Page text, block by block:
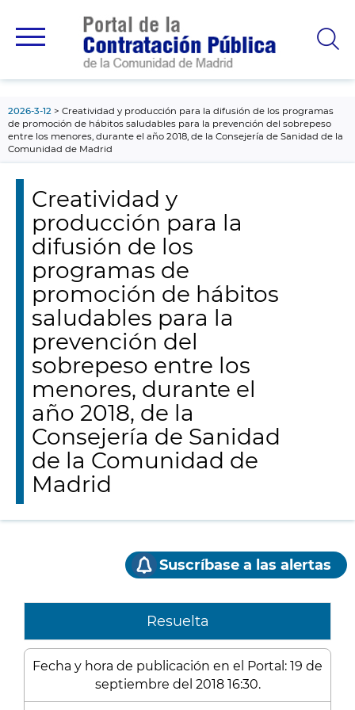
principal
2026-3-12
Creatividad y producción para la difusión de los programas
de promoción de hábitos saludables para la prevención del sobrepeso
entre los menores, durante el año 2018, de la Consejería de Sanidad de la
Comunidad de Madrid
Creatividad y
producción para la
difusión de los
programas de
promoción de hábitos
saludables para la
prevención del
sobrepeso entre los
menores, durante el
año 2018, de la
Consejería de Sanidad
de la Comunidad de
Madrid
Suscríbase a las alertas
Resuelta
Fecha y hora de publicación en el Portal: 19 de
septiembre del 2018 16:30.